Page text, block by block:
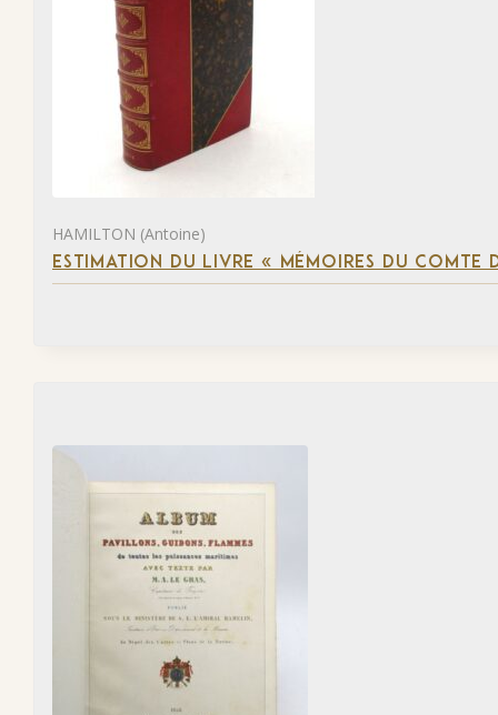
HAMILTON (Antoine)
ESTIMATION DU LIVRE « MÉMOIRES DU COMTE